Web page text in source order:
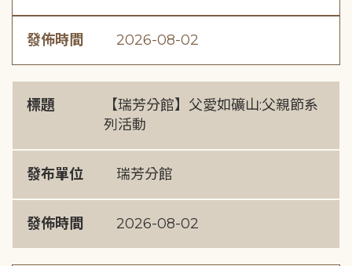
發佈時間 2026-08-02
標題
【瑞芳分館】父愛如礦山:父親節系
列活動
發布單位 瑞芳分館
發佈時間 2026-08-02